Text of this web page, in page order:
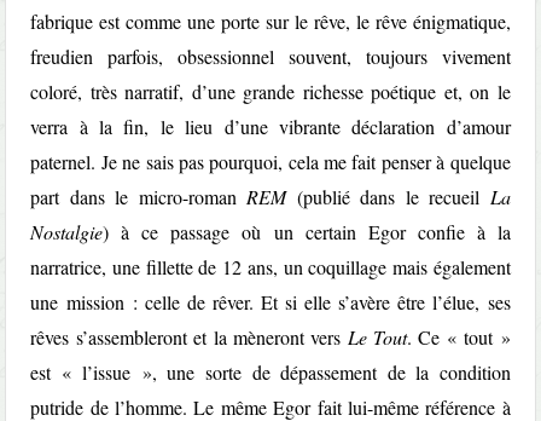
fabrique est comme une porte sur le rêve, le rêve énigmatique,
freudien parfois, obsessionnel souvent, toujours vivement
coloré, très narratif, d’une grande richesse poétique et, on le
verra à la fin, le lieu d’une vibrante déclaration d’amour
paternel. Je ne sais pas pourquoi, cela me fait penser à quelque
part dans le micro-roman REM(publié dans le recueil La
Nostalgie) à ce passage où un certain Egor confie à la
narratrice, une fillette de 12 ans, un coquillage mais également
une mission : celle de rêver. Et si elle s’avère être l’élue, ses
rêves s’assembleront et la mèneront vers Le Tout. Ce « tout »
est « l’issue », une sorte de dépassement de la condition
putride de l’homme. Le même Egor fait lui-même référence à